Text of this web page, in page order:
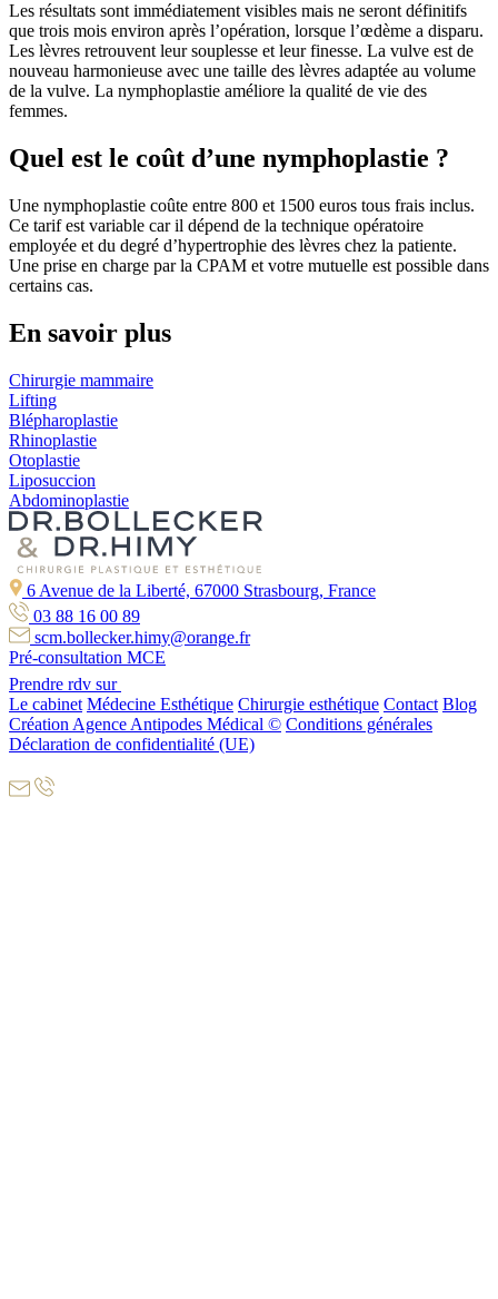
Les résultats sont immédiatement visibles mais ne seront définitifs
que trois mois environ après l’opération, lorsque l’œdème a disparu.
Les lèvres retrouvent leur souplesse et leur finesse. La vulve est de
nouveau harmonieuse avec une taille des lèvres adaptée au volume
de la vulve. La nymphoplastie améliore la qualité de vie des
femmes.
Quel est le coût d’une nymphoplastie ?
Une nymphoplastie coûte entre 800 et 1500 euros tous frais inclus.
Ce tarif est variable car il dépend de la technique opératoire
employée et du degré d’hypertrophie des lèvres chez la patiente.
Une prise en charge par la CPAM et votre mutuelle est possible dans
certains cas.
En savoir plus
Chirurgie mammaire
Lifting
Blépharoplastie
Rhinoplastie
Otoplastie
Liposuccion
Abdominoplastie
6 Avenue de la Liberté, 67000 Strasbourg, France
03 88 16 00 89
scm.bollecker.himy@orange.fr
Pré-consultation MCE
Prendre rdv sur
Le cabinet Médecine Esthétique Chirurgie esthétique Contact Blog
Création Agence Antipodes Médical © Conditions générales
Déclaration de confidentialité (UE)